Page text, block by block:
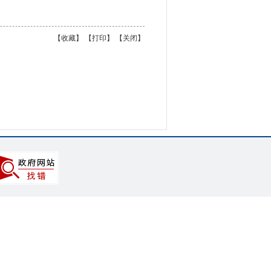
【收藏】 【打印 】 【 关闭 】